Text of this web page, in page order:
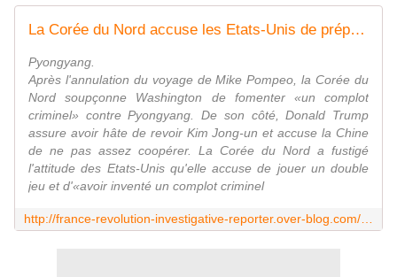
La Corée du Nord accuse les Etats-Unis de préparer «un complot criminel» contre Pyongyang
Pyongyang.
Après l'annulation du voyage de Mike Pompeo, la Corée du
Nord soupçonne Washington de fomenter «un complot
criminel» contre Pyongyang. De son côté, Donald Trump
assure avoir hâte de revoir Kim Jong-un et accuse la Chine
de ne pas assez coopérer. La Corée du Nord a fustigé
l'attitude des Etats-Unis qu'elle accuse de jouer un double
jeu et d'«avoir inventé un complot criminel